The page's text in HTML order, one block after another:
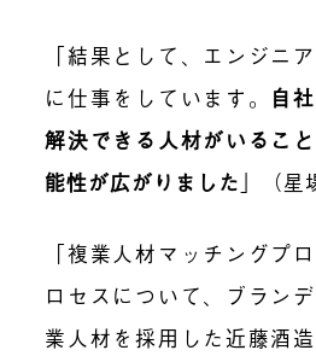
「結果として、エンジニ
に仕事をしています。 自
解決できる人材がいるこ
能性が広がりました 」（星
「複業人材マッチングプ
ロセスについて、ブラン
業人材を採用した近藤酒